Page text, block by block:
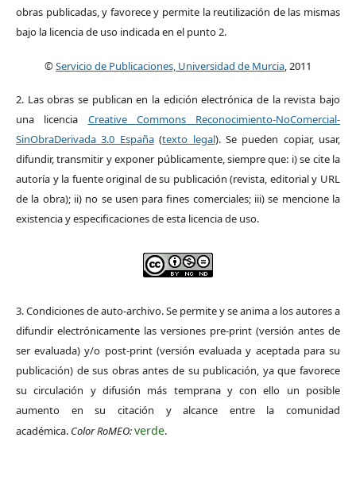
obras publicadas, y favorece y permite la reutilización de las mismas
bajo la licencia de uso indicada en el punto 2.
©Servicio de Publicaciones, Universidad de Murcia, 2011
2. Las obras se publican en la edición electrónica de la revista bajo
una licencia Creative Commons Reconocimiento-NoComercial-
SinObraDerivada 3.0 España(texto legal). Se pueden copiar, usar,
difundir, transmitir y exponer públicamente, siempre que: i) se cite la
autoría y la fuente original de su publicación (revista, editorial y URL
de la obra); ii) no se usen para fines comerciales; iii) se mencione la
existencia y especificaciones de esta licencia de uso.
3. Condiciones de auto-archivo. Se permite y se anima a los autores a
difundir electrónicamente las versiones pre-print (versión antes de
ser evaluada) y/o post-print (versión evaluada y aceptada para su
publicación) de sus obras antes de su publicación, ya que favorece
su circulación y difusión más temprana y con ello un posible
aumento en su citación y alcance entre la comunidad
académica. Color RoMEO:verde.